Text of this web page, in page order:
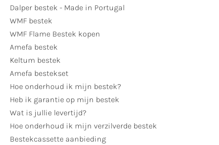
Dalper bestek - Made in Portugal
WMF bestek
WMF Flame Bestek kopen
Amefa bestek
Keltum bestek
Amefa bestekset
Hoe onderhoud ik mijn bestek?
Heb ik garantie op mijn bestek
Wat is jullie levertijd?
Hoe onderhoud ik mijn verzilverde bestek
Bestekcassette aanbieding